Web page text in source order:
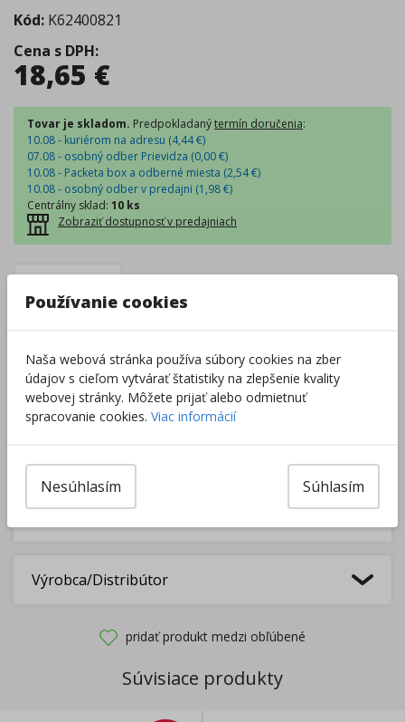
Kód: K62400821
Cena s DPH:
18,65 €
Tovar je skladom. Predpokladanýtermín doručenia:
10.08 - kuriérom na adresu (4,44€)
07.08 - osobný odber Prievidza (0,00€)
10.08 - Packeta box a odberné miesta (2,54€)
10.08 - osobný odber v predajni (1,98€)
Centrálny sklad: 10 ks
Zobraziť dostupnosť v predajniach
Pri nákupe zaďalších 49.00€
získatedopravu zadarmo.
Rozdávame
na podporu vzdelávania.
Výrobca/Distribútor
pridať produkt medzi obľúbené
Súvisiace produkty
Používanie cookies
Naša webová stránka používa súbory cookies na zber
údajov s cieľom vytvárať štatistiky na zlepšenie kvality
webovej stránky. Môžete prijať alebo odmietnuť
spracovanie cookies. Viac informácií
Súhlasím
Nesúhlasím